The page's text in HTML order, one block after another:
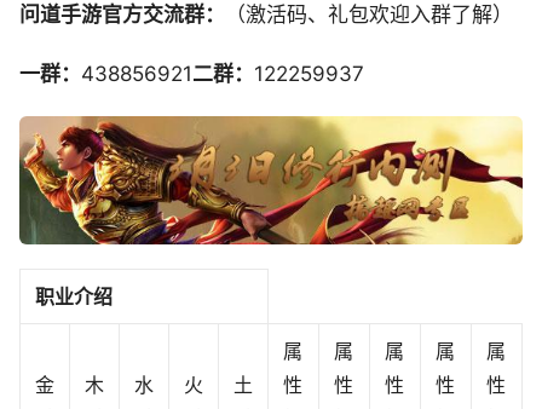
问道手游官方交流群： （激活码、礼包欢迎入群了解）
一群： 438856921二群： 122259937
职业介绍
金
木
水
火
土
属
性
属
性
属
性
属
性
属
性